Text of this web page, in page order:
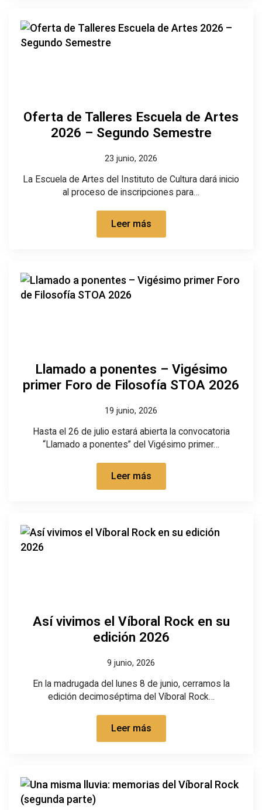
Oferta de Talleres Escuela de Artes
2026 – Segundo Semestre
23 junio, 2026
La Escuela de Artes del Instituto de Cultura dará inicio
al proceso de inscripciones para…
Leer más
Llamado a ponentes – Vigésimo
primer Foro de Filosofía STOA 2026
19 junio, 2026
Hasta el 26 de julio estará abierta la convocatoria
“Llamado a ponentes” del Vigésimo primer…
Leer más
Así vivimos el Víboral Rock en su
edición 2026
9 junio, 2026
En la madrugada del lunes 8 de junio, cerramos la
edición decimoséptima del Víboral Rock…
Leer más